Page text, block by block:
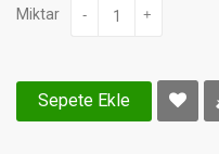
Miktar - +
Sepete Ekle